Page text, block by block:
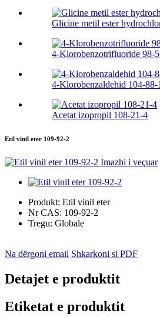
Glicine metil ester
4-Klorobenzotrifluoride 98-
4-Klorobenzaldehid 104-88-1
Acetat izopropil 108-21-4
Etil vinil eter 109-92-2
Produkt: Etil vinil eter
Nr CAS: 109-92-2
Tregu: Globale
Na dërgoni email Shkarkoni si PDF
Detajet e produktit
Etiketat e produktit